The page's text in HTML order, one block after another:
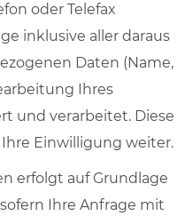
oder Telefax
inklusive aller daraus
Daten (Name,
Ihres
und verarbeitet. Diese
Einwilligung weiter.
erfolgt auf Grundlage
sofern Ihre Anfrage mit